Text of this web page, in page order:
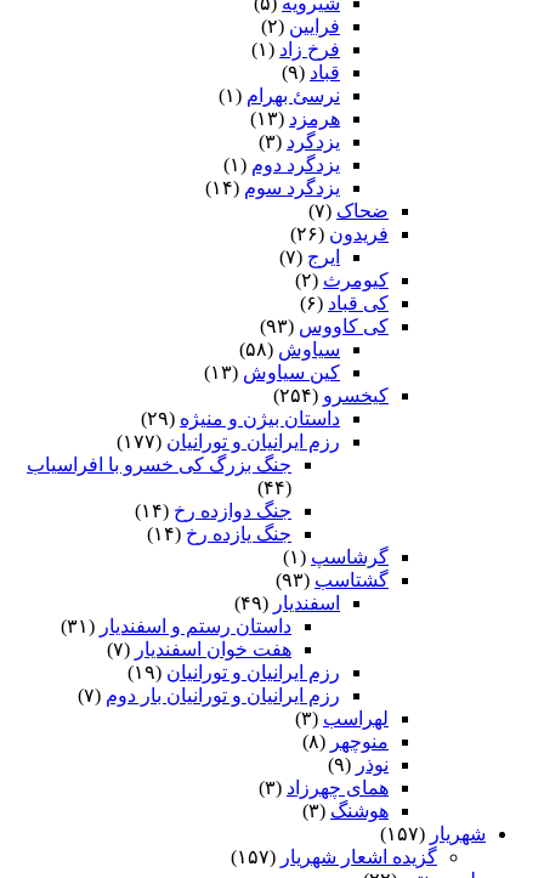
فرایین (۲)
فرخ زاد (۱)
قباد (۹)
نرسئ بهرام‏ (۱)
هرمزد (۱۳)
یزدگرد (۳)
یزدگرد دوم (۱)
یزدگرد سوم (۱۴)
ضحاک (۷)
فریدون (۲۶)
ایرج (۷)
کیومرث (۲)
کی قباد (۶)
کی کاووس (۹۳)
سیاوش (۵۸)
کین سیاوش (۱۳)
کیخسرو (۲۵۴)
داستان بیژن و منیژه (۲۹)
رزم ایرانیان و تورانیان (۱۷۷)
جنگ بزرگ کی خسرو با افراسیاب
(۴۴)
جنگ دوازده رخ (۱۴)
جنگ یازده رخ (۱۴)
گرشاسپ (۱)
گشتاسب (۹۳)
اسفندیار (۴۹)
داستان رستم و اسفندیار (۳۱)
هفت خوان اسفندیار (۷)
رزم ایرانیان و تورانیان (۱۹)
رزم ایرانیان و تورانیان بار دوم (۷)
لهراسب (۳)
منوچهر (۸)
نوذر (۹)
هماى چهرزاد (۳)
هوشنگ (۳)
شهریار (۱۵۷)
گزیده اشعار شهریار (۱۵۷)